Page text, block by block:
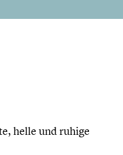
helle und ruhige